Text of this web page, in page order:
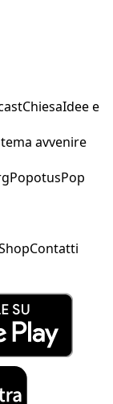
ChiesaIdee e
avvenire
PopotusPop
Contatti